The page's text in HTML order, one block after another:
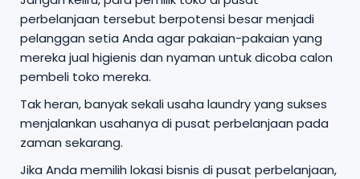
perbelanjaan tersebut berpotensi besar menjadi
pelanggan setia Anda agar pakaian-pakaian yang
mereka jual higienis dan nyaman untuk dicoba calon
pembeli toko mereka.
Tak heran, banyak sekali usaha laundry yang sukses
menjalankan usahanya di pusat perbelanjaan pada
zaman sekarang.
Jika Anda memilih lokasi bisnis di pusat perbelanjaan,